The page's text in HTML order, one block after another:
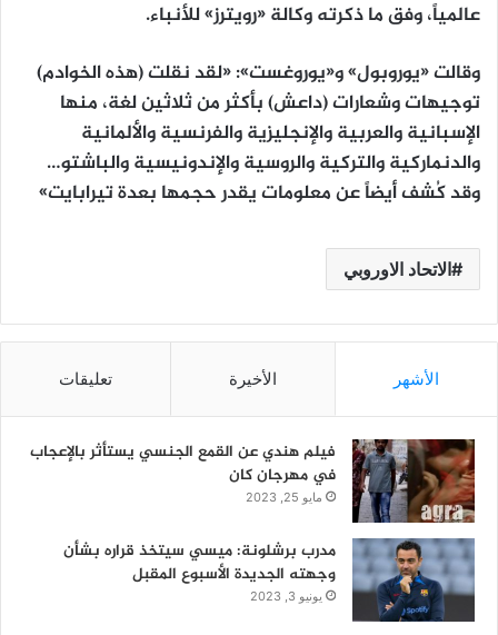
عالمياً، وفق ما ذكرته وكالة «رويترز» للأنباء.
وقالت «يوروبول» و«يوروغست»: «لقد نقلت (هذه الخوادم)
توجيهات وشعارات (داعش) بأكثر من ثلاثين لغة، منها
الإسبانية والعربية والإنجليزية والفرنسية والألمانية
والدنماركية والتركية والروسية والإندونيسية والباشتو…
وقد كُشف أيضاً عن معلومات يقدر حجمها بعدة تيرابايت»
الاتحاد الاوروبي
الأشهر الأخيرة تعليقات
فيلم هندي عن القمع الجنسي يستأثر بالإعجاب
في مهرجان كان
مايو 25, 2023
مدرب برشلونة: ميسي سيتخذ قراره بشأن
وجهته الجديدة الأسبوع المقبل
يونيو 3, 2023